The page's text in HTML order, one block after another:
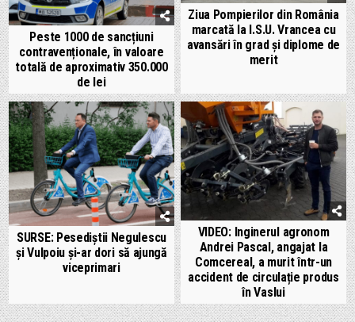
Peste 1000 de sancțiuni
contravenționale, în valoare
totală de aproximativ 350.000
de lei
Ziua Pompierilor din România
marcată la I.S.U. Vrancea cu
avansări în grad și diplome de
merit
SURSE: Pesediștii Negulescu
și Vulpoiu și-ar dori să ajungă
viceprimari
VIDEO: Inginerul agronom
Andrei Pascal, angajat la
Comcereal, a murit într-un
accident de circulație produs
în Vaslui